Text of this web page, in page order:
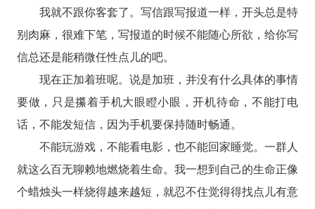
我就不跟你客套了。写信跟写报道一样，开头总是特
别肉麻，很难下笔，写报道的时候不能随心所欲，给你写
信总还是能稍微任性点儿的吧。
现在正加着班呢。说是加班，并没有什么具体的事情
要做，只是攥着手机大眼瞪小眼，开机待命，不能打电
话，不能发短信，因为手机要保持随时畅通。
不能玩游戏，不能看电影，也不能回家睡觉。一群人
就这么百无聊赖地燃烧着生命。我一想到自己的生命正像
个蜡烛头一样烧得越来越短，就忍不住觉得得找点儿有意